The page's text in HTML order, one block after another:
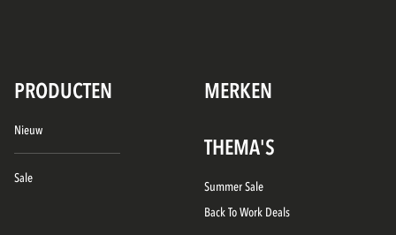
PRODUCTEN MERKEN
Nieuw
Sale
THEMA'S
Summer Sale
Back To Work Deals